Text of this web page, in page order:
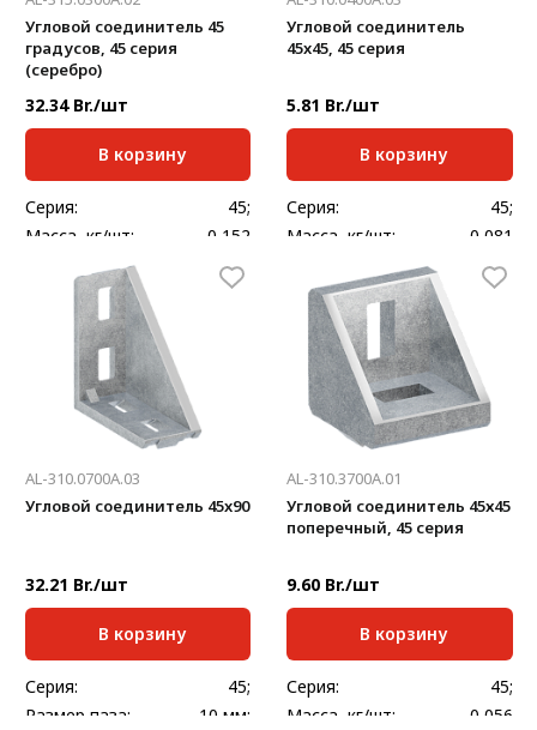
Угловой соединитель 45
градусов, 45 серия
(серебро)
32.34 Br./шт
В корзину
Серия:
45;
Масса, кг/шт:
0,152
Угловой соединитель
45x45, 45 серия
5.81 Br./шт
В корзину
Серия:
45;
Масса, кг/шт:
0,081
AL-310.0700A.03
Угловой соединитель 45x90
32.21 Br./шт
В корзину
Серия:
45;
Размер паза:
10 мм;
AL-310.3700A.01
Угловой соединитель 45х45
поперечный, 45 серия
9.60 Br./шт
В корзину
Серия:
45;
Масса, кг/шт:
0,056